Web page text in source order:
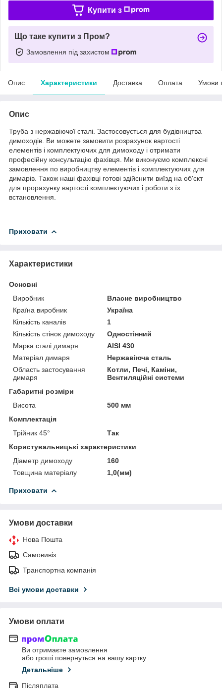
Купити з
Що таке купити з Пром?
Замовлення під захистом
Опис Характеристики Доставка Оплата Умови
Опис
Труба з нержавіючої сталі. Застосовується для будівництва
димоходів. Ви можете замовити розрахунок вартості
елементів і комплектуючих для димоходу і отримати
професійну консультацію фахівця. Ми виконуємо комплексні
замовлення по виробництву елементів і комплектуючих для
димарів. Також наші фахівці готові здійснити виїзд на об'єкт
для прорахунку вартості комплектуючих і роботи з їх
встановлення.
Приховати
Характеристики
Основні
Виробник
Власне виробництво
Країна виробник
Україна
Кількість каналів
1
Кількість стінок димоходу
Одностінний
Марка сталі димаря
AISI 430
Матеріал димаря
Нержавіюча сталь
Область застосування
димаря
Котли, Печі, Каміни,
Вентиляційні системи
Габаритні розміри
Висота
500 мм
Комплектація
Трійник 45°
Так
Користувальницькі характеристики
Діаметр димоходу
160
Товщина матеріалу
1,0(мм)
Приховати
Умови доставки
Нова Пошта
Самовивіз
Транспортна компанія
Всі умови доставки
Умови оплати
Ви отримаєте замовлення
або гроші повернуться на вашу картку
Детальніше
Післяплата